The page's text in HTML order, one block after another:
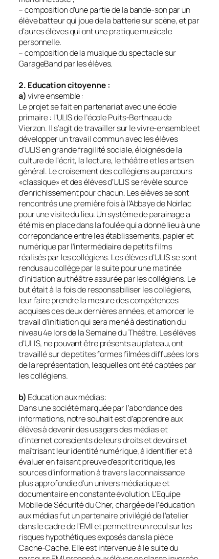
– composition d’une partie de la bande-son par un
élève batteur qui joue de la batterie sur scène, et par
d’aures élèves qui ont une pratique musicale
personnelle.
– composition de la musique du spectacle sur
GarageBand par les élèves.
2. Education citoyenne :
a) vivre ensemble :
Le projet se fait en partenariat avec une école
primaire : l’ULIS de l’école Puits-Bertheau de
Vierzon. Il s’agit de travailler sur le vivre-ensemble et
développer un travail commun avec les élèves
d’ULIS en grande fragilité sociale, éloignés de la
culture de l’écrit, la lecture, le théâtre et les arts en
général. Le croisement des collégiens au parcours
«classique» et des élèves d’ULIS se révèle source
d’enrichissement pour chacun. Les élèves se sont
rencontrés une première fois à l’Abbaye de Noirlac
pour une visite du lieu. Un système de parainage a
été mis en place dans la foulée qui a donné lieu à une
correpondance entre les établissements, papier et
numérique par l’intermédiaire de petits films
réalisés par les collégiens. Les élèves d’ULIS se sont
rendus au collège par la suite pour une matinée
d’initiation au théâtre assurée par les collégiens. Le
but était à la fois de responsabiliser les collégiens,
leur faire prendre la mesure des compétences
acquises ces deux dernières années, et amorcer le
travail d’initiation qui sera mené à destination du
niveau 4e lors de la Semaine du Théâtre. Les élèves
d’ULIS, ne pouvant être présents au plateau, ont
travaillé sur de petites formes filmées diffusées lors
de la représentation, lesquelles ont été captées par
les collégiens.
b) Education aux médias:
Dans une société marquée par l’abondance des
informations, notre souhait est d’apprendre aux
élèves à devenir des usagers des médias et
d’internet conscients de leurs droits et devoirs et
maîtrisant leur identité numérique, à identifier et à
évaluer en faisant preuve d’esprit critique, les
sources d’information à travers la connaissance
plus approfondie d’un univers médiatique et
documentaire en constante évolution. L’Equipe
Mobile de Sécurité du Cher, chargée de l’éducation
aux médias fut un partenaire privilégié de l’atelier
dans le cadre de l’EMI et permettre un recul sur les
risques hypothétiques exposés dans la pièce
Cache-Cache. Elle est intervenue à le suite du